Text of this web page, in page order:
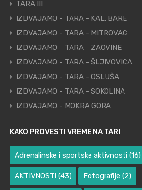
TARA III
IZDVAJAMO - TARA - KAL. BARE
IZDVAJAMO - TARA - MITROVAC
IZDVAJAMO - TARA - ZAOVINE
IZDVAJAMO - TARA - ŠLJIVOVICA
IZDVAJAMO - TARA - OSLUŠA
IZDVAJAMO - TARA - SOKOLINA
IZDVAJAMO - MOKRA GORA
KAKO PROVESTI VREME NA TARI
Adrenalinske i sportske aktivnosti (16)
AKTIVNOSTI (43) Fotografije (2)